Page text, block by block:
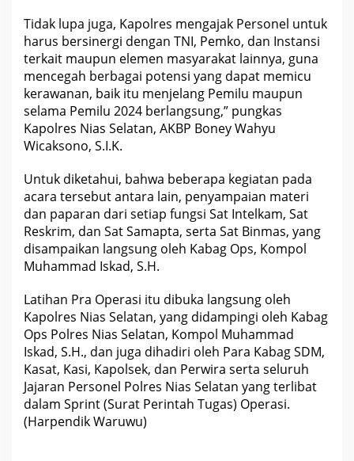
Tidak lupa juga, Kapolres mengajak Personel untuk
harus bersinergi dengan TNI, Pemko, dan Instansi
terkait maupun elemen masyarakat lainnya, guna
mencegah berbagai potensi yang dapat memicu
kerawanan, baik itu menjelang Pemilu maupun
selama Pemilu 2024 berlangsung,” pungkas
Kapolres Nias Selatan, AKBP Boney Wahyu
Wicaksono, S.I.K.
Untuk diketahui, bahwa beberapa kegiatan pada
acara tersebut antara lain, penyampaian materi
dan paparan dari setiap fungsi Sat Intelkam, Sat
Reskrim, dan Sat Samapta, serta Sat Binmas, yang
disampaikan langsung oleh Kabag Ops, Kompol
Muhammad Iskad, S.H.
Latihan Pra Operasi itu dibuka langsung oleh
Kapolres Nias Selatan, yang didampingi oleh Kabag
Ops Polres Nias Selatan, Kompol Muhammad
Iskad, S.H., dan juga dihadiri oleh Para Kabag SDM,
Kasat, Kasi, Kapolsek, dan Perwira serta seluruh
Jajaran Personel Polres Nias Selatan yang terlibat
dalam Sprint (Surat Perintah Tugas) Operasi.
(Harpendik Waruwu)